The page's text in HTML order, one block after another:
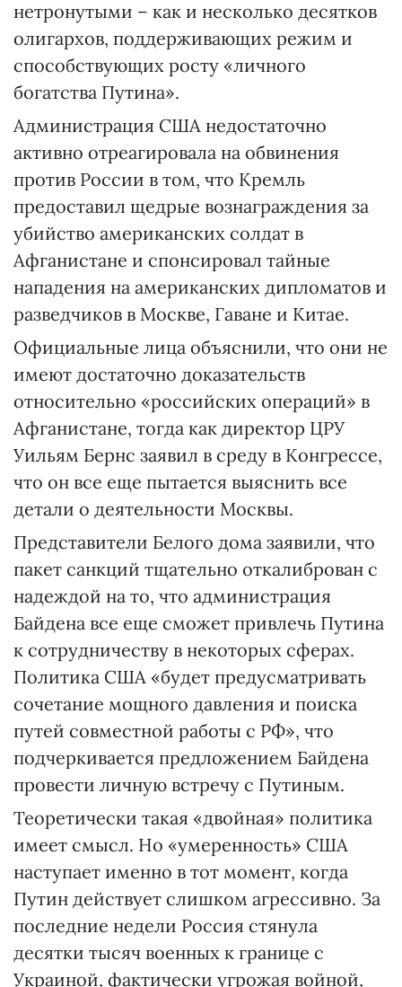
нетронутыми – как и несколько десятков
олигархов, поддерживающих режим и
способствующих росту «личного
богатства Путина».
Администрация США недостаточно
активно отреагировала на обвинения
против России в том, что Кремль
предоставил щедрые вознаграждения за
убийство американских солдат в
Афганистане и спонсировал тайные
нападения на американских дипломатов и
разведчиков в Москве, Гаване и Китае.
Официальные лица объяснили, что они не
имеют достаточно доказательств
относительно «российских операций» в
Афганистане, тогда как директор ЦРУ
Уильям Бернс заявил в среду в Конгрессе,
что он все еще пытается выяснить все
детали о деятельности Москвы.
Представители Белого дома заявили, что
пакет санкций тщательно откалиброван с
надеждой на то, что администрация
Байдена все еще сможет привлечь Путина
к сотрудничеству в некоторых сферах.
Политика США «будет предусматривать
сочетание мощного давления и поиска
путей совместной работы с РФ», что
подчеркивается предложением Байдена
провести личную встречу с Путиным.
Теоретически такая «двойная» политика
имеет смысл. Но «умеренность» США
наступает именно в тот момент, когда
Путин действует слишком агрессивно. За
последние недели Россия стянула
десятки тысяч военных к границе с
Украиной, фактически угрожая войной,